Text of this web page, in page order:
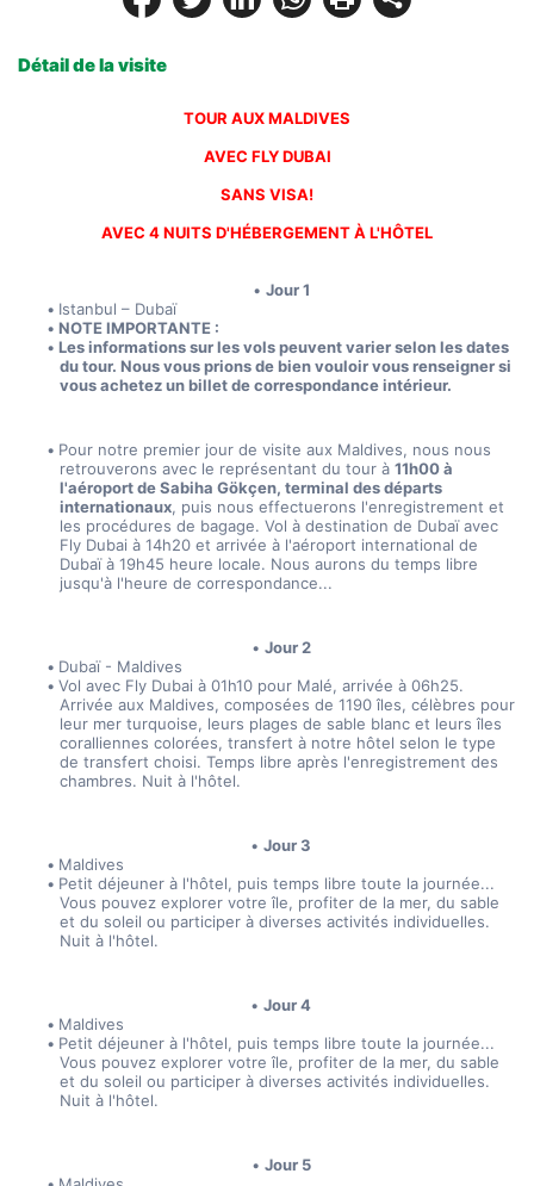
Détail de la visite
TOUR AUX MALDIVES
AVEC FLY DUBAI
SANS VISA!
AVEC 4 NUITS D'HÉBERGEMENT À L'HÔTEL
Jour 1
Istanbul – Dubaï
NOTE IMPORTANTE :
Les informations sur les vols peuvent varier selon les dates
du tour. Nous vous prions de bien vouloir vous renseigner si
vous achetez un billet de correspondance intérieur.
Pour notre premier jour de visite aux Maldives, nous nous
retrouverons avec le représentant du tour à 11h00 à
l'aéroport de Sabiha Gökçen, terminal des départs
internationaux, puis nous effectuerons l'enregistrement et
les procédures de bagage. Vol à destination de Dubaï avec
Fly Dubai à 14h20 et arrivée à l'aéroport international de
Dubaï à 19h45 heure locale. Nous aurons du temps libre
jusqu'à l'heure de correspondance...
Jour 2
Dubaï - Maldives
Vol avec Fly Dubai à 01h10 pour Malé, arrivée à 06h25.
Arrivée aux Maldives, composées de 1190 îles, célèbres pour
leur mer turquoise, leurs plages de sable blanc et leurs îles
coralliennes colorées, transfert à notre hôtel selon le type
de transfert choisi. Temps libre après l'enregistrement des
chambres. Nuit à l'hôtel.
Jour 3
Maldives
Petit déjeuner à l'hôtel, puis temps libre toute la journée...
Vous pouvez explorer votre île, profiter de la mer, du sable
et du soleil ou participer à diverses activités individuelles.
Nuit à l'hôtel.
Jour 4
Maldives
Petit déjeuner à l'hôtel, puis temps libre toute la journée...
Vous pouvez explorer votre île, profiter de la mer, du sable
et du soleil ou participer à diverses activités individuelles.
Nuit à l'hôtel.
Jour 5